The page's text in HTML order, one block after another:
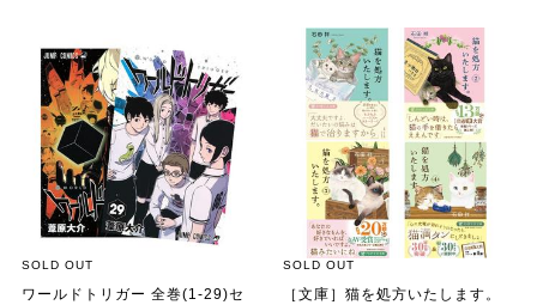
SOLD OUT
ワールドトリガー 全巻(1-29)セ
SOLD OUT
［文庫］猫を処方いたします。